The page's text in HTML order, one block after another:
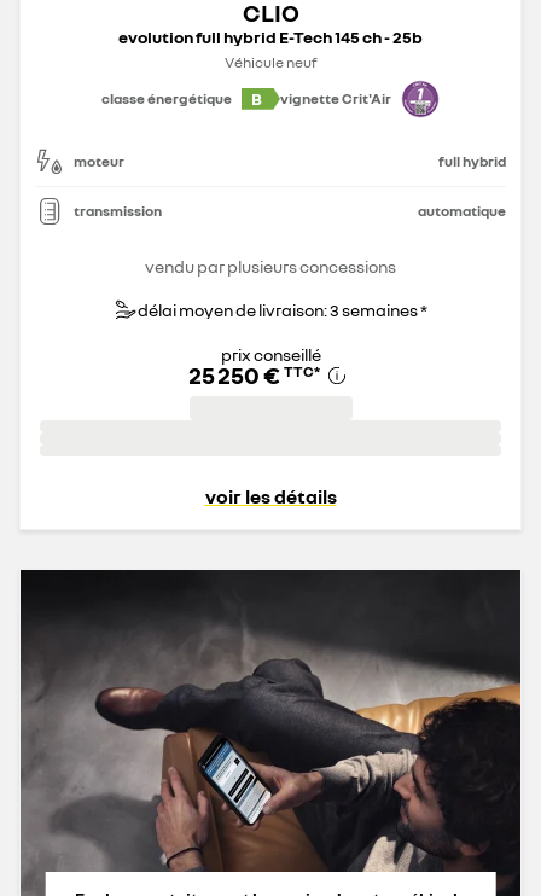
CLIO
evolution full hybrid E-Tech 145 ch - 25b
Véhicule neuf
classe énergétique
B vignette Crit'Air
moteur full hybrid
transmission automatique
vendu par plusieurs concessions
délai moyen de livraison: 3 semaines *
prix conseillé
25 250 € TTC*
voir les détails